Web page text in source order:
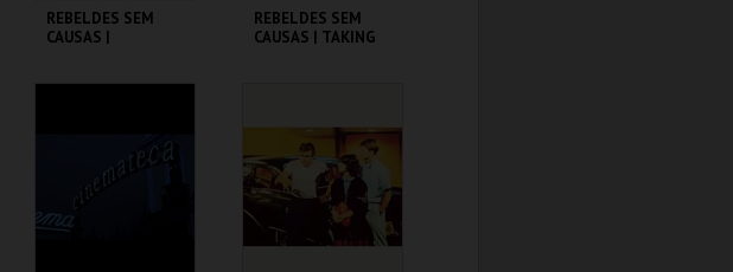
REBELDES SEM
CAUSAS |
MAIS INFO
REBELDES SEM
CAUSAS | TAKING
MAIS INFO
COMPRAR